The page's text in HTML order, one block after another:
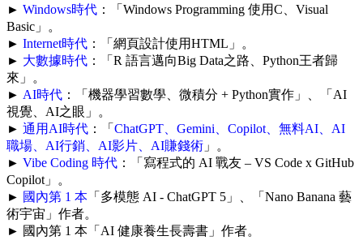
► Windows時代 ：「Windows Programming 使用C、Visual
Basic」。
► Internet時代 ：「網頁設計使用HTML」。
► 大數據時代 ：「R 語言邁向Big Data之路、Python王者歸
來」。
► AI時代 ：「機器學習數學、微積分 + Python實作」、「AI
視覺、AI之眼」。
► 通用AI時代 ：「 ChatGPT、Gemini、Copilot、無料AI、AI
職場、AI行銷、AI影片、AI賺錢術 」。
► Vibe Coding 時代 ：「寫程式的 AI 戰友 – VS Code x GitHub
Copilot」。
► 國內第 1 本 「多模態 AI - ChatGPT 5」、「Nano Banana 藝
術宇宙」作者。
► 國內第 1 本「AI 健康養生長壽書」作者。